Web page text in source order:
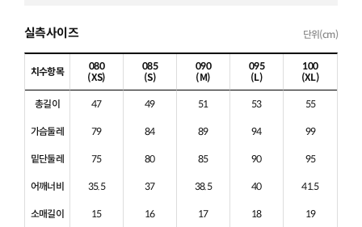
실측사이즈 단위(cm)
치수항목
080
(XS)
085
(S)
090
(M)
095
(L)
100
(XL)
총길이 47 49 51 53 55
가슴둘레 79 84 89 94 99
밑단둘레 75 80 85 90 95
어깨너비 35.5 37 38.5 40 41.5
소매길이 15 16 17 18 19